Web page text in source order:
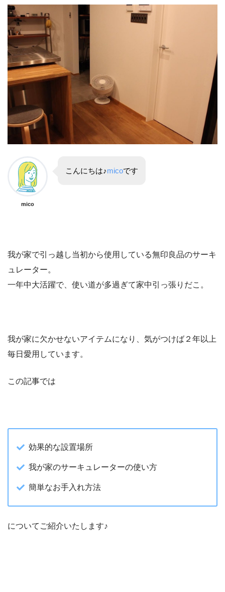
mico
こんにちは♪micoです
我が家で引っ越し当初から使用している無印良品のサーキ
ュレーター。
一年中大活躍で、使い道が多過ぎて家中引っ張りだこ。
我が家に欠かせないアイテムになり、気がつけば２年以上
毎日愛用しています。
この記事では
効果的な設置場所
我が家のサーキュレーターの使い方
簡単なお手入れ方法
についてご紹介いたします♪